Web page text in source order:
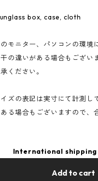
box, case, cloth
モニター、パソコンの環境
の違いがある場合もござい
ください。
ズの表記は実寸にて計測し
る場合もございますので、
International
Add to cart